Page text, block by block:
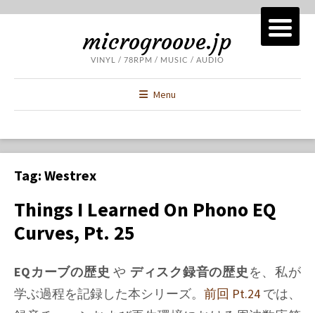
microgroove.jp
VINYL / 78RPM / MUSIC / AUDIO
Menu
Tag: Westrex
Things I Learned On Phono EQ
Curves, Pt. 25
EQカーブの歴史 や ディスク録音の歴史 を、私が
学ぶ過程を記録した本シリーズ。 前回 Pt.24 では、